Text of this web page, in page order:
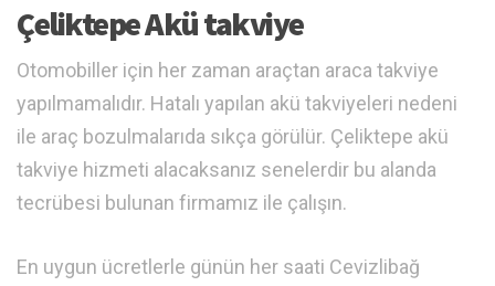
Çeliktepe Akü takviye
Otomobiller için her zaman araçtan araca takviye
yapılmamalıdır. Hatalı yapılan akü takviyeleri nedeni
ile araç bozulmalarıda sıkça görülür. Çeliktepe akü
takviye hizmeti alacaksanız senelerdir bu alanda
tecrübesi bulunan firmamız ile çalışın.
En uygun ücretlerle günün her saati Cevizlibağ